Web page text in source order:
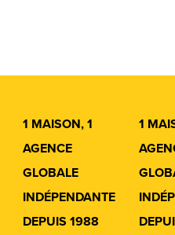
1 MAISON, 1
AGENCE
GLOBALE
INDÉPENDANTE
DEPUIS 1988
1